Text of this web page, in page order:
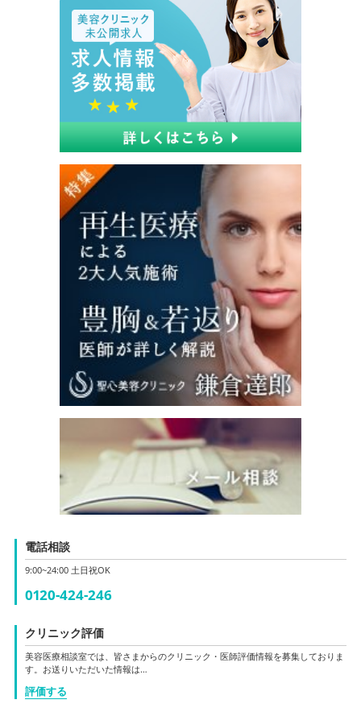
電話相談
9:00~24:00 土日祝OK
0120-424-246
クリニック評価
美容医療相談室では、皆さまからのクリニック・医師評価情報を募集しておりま
す。お送りいただいた情報は…
評価する